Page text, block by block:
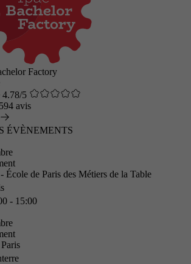
Factory
4.78/5
594 avis
ÉVÈNEMENTS
École de Paris des Métiers de la Table
- 15:00